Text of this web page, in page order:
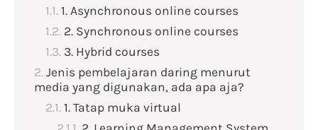
1. Asynchronous online courses
2. Synchronous online courses
3. Hybrid courses
Jenis pembelajaran daring menurut
media yang digunakan, ada apa aja?
1. Tatap muka virtual